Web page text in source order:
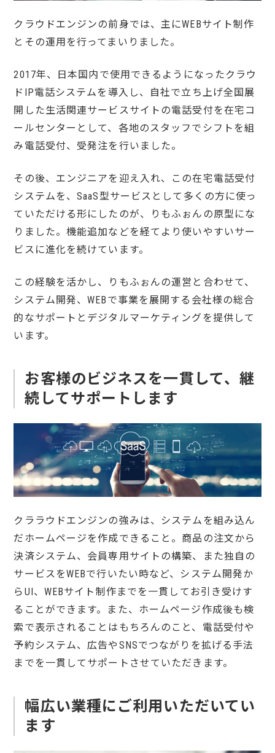
クラウドエンジンの前身では、主にWEBサイト制作
とその運用を行ってまいりました。
2017年、日本国内で使用できるようになったクラウ
ドIP電話システムを導入し、自社で立ち上げ全国展
開した生活関連サービスサイトの電話受付を在宅コ
ールセンターとして、各地のスタッフでシフトを組
み電話受付、受発注を行いました。
その後、エンジニアを迎え入れ、この在宅電話受付
システムを、SaaS型サービスとして多くの方に使っ
ていただける形にしたのが、りもふぉんの原型にな
りました。機能追加などを経てより使いやすいサー
ビスに進化を続けています。
この経験を活かし、りもふぉんの運営と合わせて、
システム開発、WEBで事業を展開する会社様の総合
的なサポートとデジタルマーケティングを提供して
います。
お客様のビジネスを一貫して、継
続してサポートします
クララウドエンジンの強みは、システムを組み込ん
だホームページを作成できること。商品の注文から
決済システム、会員専用サイトの構築、また独自の
サービスをWEBで行いたい時など、システム開発か
らUI、WEBサイト制作までを一貫してお引き受けす
ることができます。また、ホームページ作成後も検
索で表示されることはもちろんのこと、電話受付や
予約システム、広告やSNSでつながりを拡げる手法
までを一貫してサポートさせていただきます。
幅広い業種にご利用いただいてい
ます